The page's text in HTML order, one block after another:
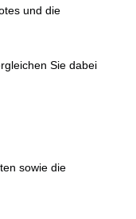
und die
Sie dabei
sowie die